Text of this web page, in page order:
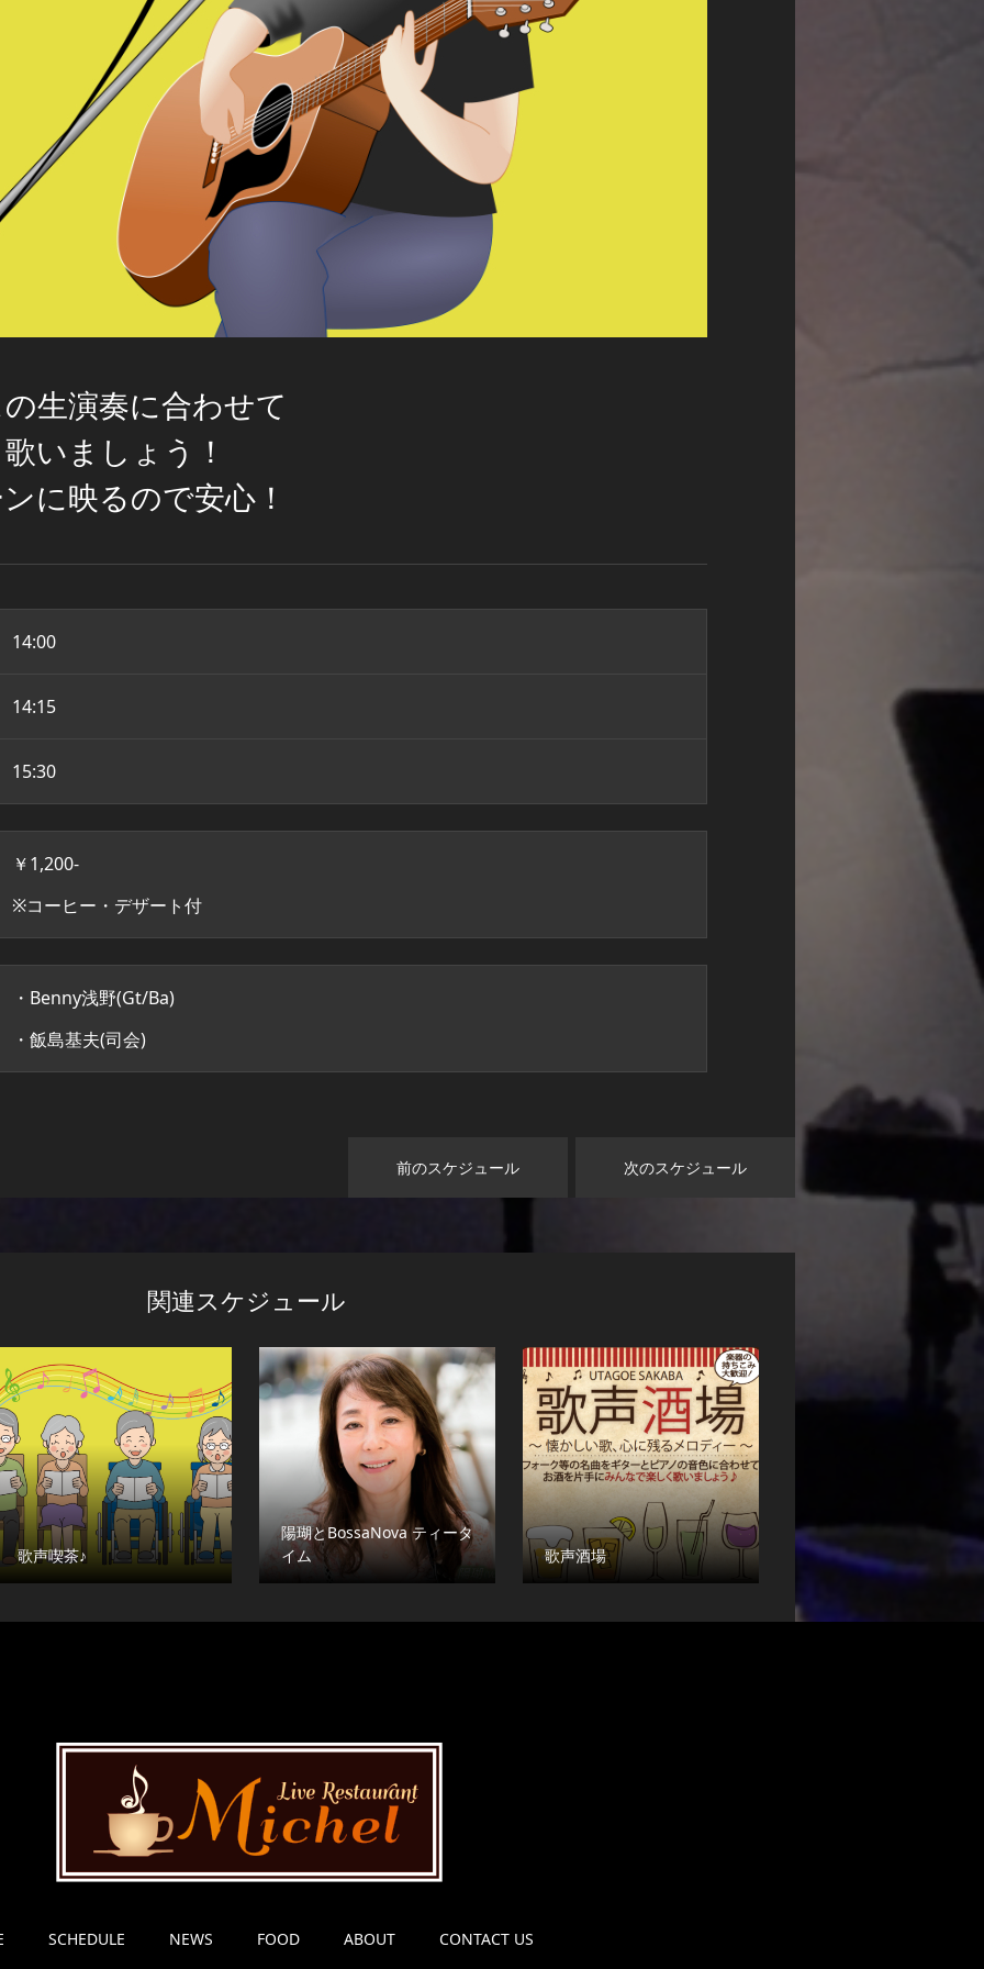
生演奏に合わせて
いましょう！
に映るので安心！
14:00
14:15
15:30
￥1,200-
※コーヒー・デザート付
・Benny浅野(Gt/Ba)
・飯島基夫(司会)
前のスケジュール 次のスケジュール
関連スケジュール
歌声喫茶♪
陽瑚とBossaNova ティータ
イム
歌声酒場
SCHEDULE NEWS FOOD ABOUT CONTACT US